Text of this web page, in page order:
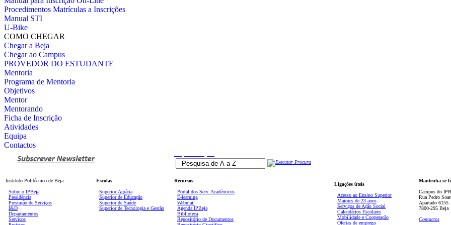
Procedimentos Matrículas a Inscrições
Manual STI
U-Bike
COMO CHEGAR
Chegar a Beja
Chegar ao Campus
PROVEDOR DO ESTUDANTE
Mentoria
Programa de Mentoria
Objetivos
Mentor
Mentorando
Ficha de Inscrição
Atividades
Equipa
Contactos
Instituto Politécnico de Beja
Sobre o IPBeja
Presidência
Prestação de Serviços
I&D
Departamentos
Serviços
Escolas
Superior Agrária
Superior de Educação
Superior de Saúde
Superior de Tecnologia e Gestão
Recursos
Portal dos Serv. Académicos
E-learning
Webmail
Agenda IPBeja
Biblioteca
Repositório de Documentos
Ligações úteis
Acesso ao Ensino Superior
Maiores de 23 anos
Serviços de Ação Social
Calendários Escolares
Mobilidade e Cooperação
Ofertas de emprego
Mantenha-se
Campus do
Rua Pedro
Apartado 6155
7800-295 Beja
Contactos